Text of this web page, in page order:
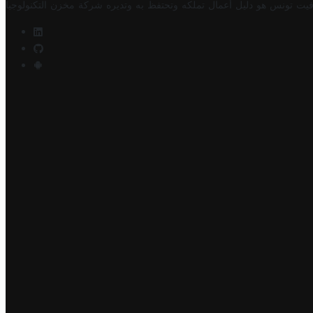
تونس هو دليل أعمال تملكه وتحتفظ به وتديره شركة مخزن التكنولوجيا